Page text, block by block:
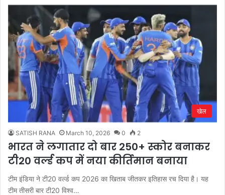
खेल
SATISH RANA March 10, 2026 0 2
भारत ने लगातार दो बार 250+ स्कोर बनाकर
टी20 वर्ल्ड कप में नया कीर्तिमान बनाया
टीम इंडिया ने टी20 वर्ल्ड कप 2026 का खिताब जीतकर इतिहास रच दिया है। यह
टीम तीसरी बार टी20 विश्व…